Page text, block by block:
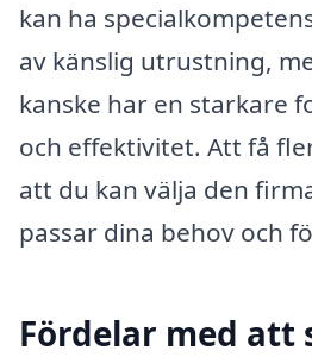
kan ha
av känslig utrustning,
kanske har en starkare
och effektivitet. Att få
att du kan välja den
passar dina behov och
Fördelar med att